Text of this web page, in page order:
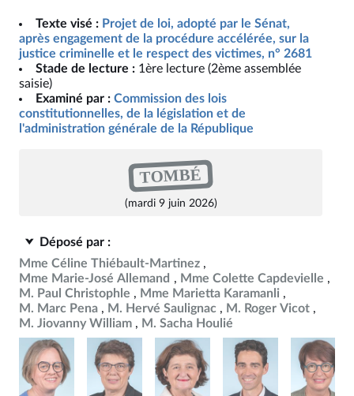
Texte visé : Projet de loi, adopté par le Sénat,
après engagement de la procédure accélérée, sur la
justice criminelle et le respect des victimes, n° 2681
Stade de lecture : 1ère lecture (2ème assemblée
saisie)
Examiné par : Commission des lois
constitutionnelles, de la législation et de
l'administration générale de la République
TOMBÉ
(mardi 9 juin 2026)
Déposé par :
Mme Céline Thiébault-Martinez
Mme Marie-José Allemand
Mme Colette Capdevielle
M. Paul Christophle
Mme Marietta Karamanli
M. Marc Pena
M. Hervé Saulignac
M. Roger Vicot
M. Jiovanny William
M. Sacha Houlié